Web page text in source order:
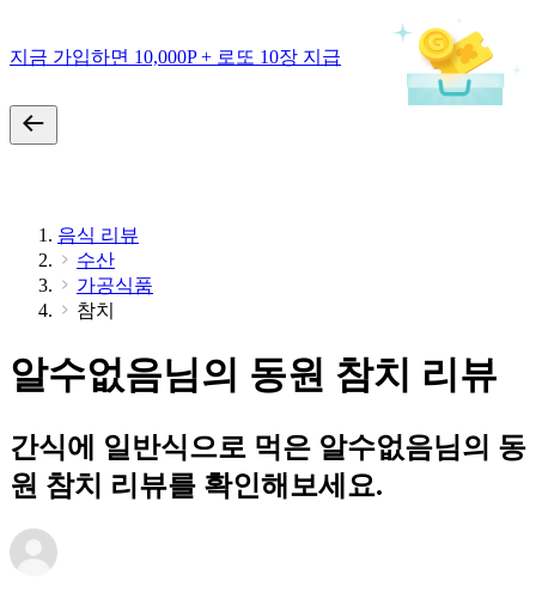
지금 가입하면 10,000P + 로또 10장 지급
음식 리뷰
수산
가공식품
참치
알수없음님의 동원 참치 리뷰
간식에 일반식으로 먹은 알수없음님의 동
원 참치 리뷰를 확인해보세요.